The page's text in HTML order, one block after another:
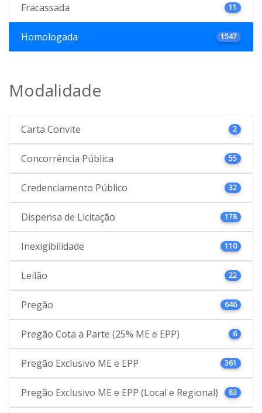
Fracassada 11
Homologada 1547
Modalidade
Carta Convite 2
Concorrência Pública 55
Credenciamento Público 32
Dispensa de Licitação 178
Inexigibilidade 110
Leilão 22
Pregão 646
Pregão Cota a Parte (25% ME e EPP) 6
Pregão Exclusivo ME e EPP 361
Pregão Exclusivo ME e EPP (Local e Regional) 83